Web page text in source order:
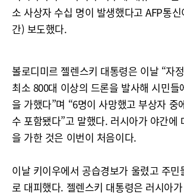
소 사상자 수십 명이 발생했다고 AFP통
간) 보도했다.
볼로디미르 젤렌스키 대통령은 이날 “자
최소 800대 이상의 드론을 발사해 시민들
을 가했다”며 “6명이 사망했고 부상자 중
수 포함됐다”고 말했다. 러시아가 야간에
을 가한 것은 이번이 처음이다.
이날 키이우에서 공습경보가 울렸고 주민
로 대피했다. 젤렌스키 대통령은 러시아